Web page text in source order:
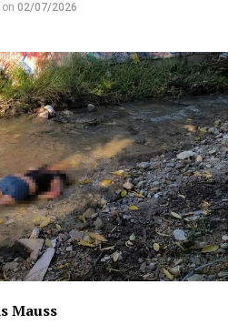
on 02/07/2026
Mauss